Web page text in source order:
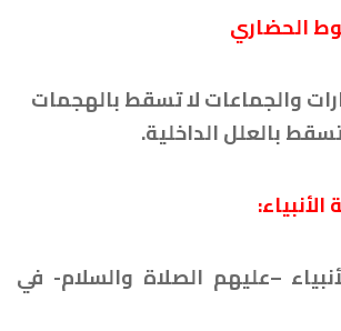
الحضاري
والجماعات لا تسقط بالهجمات
بالعلل الداخلية.
–عليهم الصلاة والسلام- في